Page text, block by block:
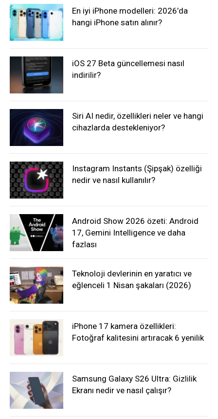
En iyi iPhone modelleri: 2026’da
hangi iPhone satın alınır?
iOS 27 Beta güncellemesi nasıl
indirilir?
Siri AI nedir, özellikleri neler ve hangi
cihazlarda destekleniyor?
Instagram Instants (Şipşak) özelliği
nedir ve nasıl kullanılır?
Android Show 2026 özeti: Android
17, Gemini Intelligence ve daha
fazlası
Teknoloji devlerinin en yaratıcı ve
eğlenceli 1 Nisan şakaları (2026)
iPhone 17 kamera özellikleri:
Fotoğraf kalitesini artıracak 6 yenilik
Samsung Galaxy S26 Ultra: Gizlilik
Ekranı nedir ve nasıl çalışır?